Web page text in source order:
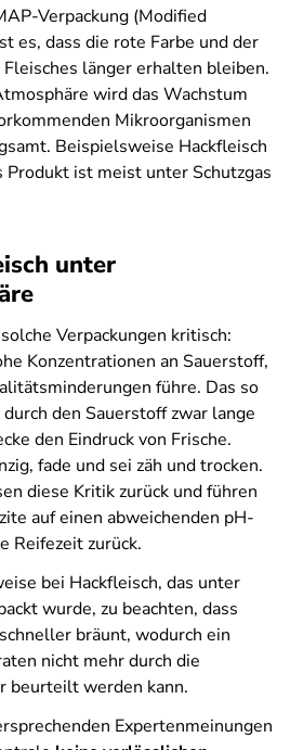
Verpackung (Modified
es, dass die rote Farbe und der
länger erhalten bleiben.
wird das Wachstum
Mikroorganismen
Beispielsweise Hackfleisch
ist meist unter Schutzgas
unter
Verpackungen kritisch:
Konzentrationen an Sauerstoff,
führe. Das so
den Sauerstoff zwar lange
den Eindruck von Frische.
fade und sei zäh und trocken.
diese Kritik zurück und führen
auf einen abweichenden pH-
Reifezeit zurück.
bei Hackfleisch, das unter
wurde, zu beachten, dass
bräunt, wodurch ein
nicht mehr durch die
beurteilt werden kann.
Expertenmeinungen